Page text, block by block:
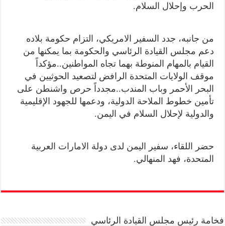
الحرب وإحلال السلام.
من جانبه، جدد السفير الامريكي، التزام حكومة بلاده
دعم مجلس القيادة الرئاسي والحكومة بما يمكنها من
القيام بالمهام المنوطة بهما تجاه المواطنين..مؤكداً
موقف الولايات المتحدة الرافض لتصعيد الحوثيين في
البحر الأحمر وباب المندب..مجدداً حرص واشنطن على
تأمين خطوط الملاحة الدولية، ودعمها للجهود الإقليمية
والدولية لإحلال السلام في اليمن.
حضر اللقاء، سفير اليمن لدى دولة الامارات العربية
المتحدة، فهد المنهالي.
فخامة رئيس مجلس القيادة الرئاسي